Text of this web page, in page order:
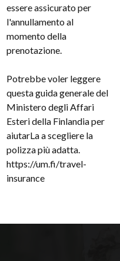
essere assicurato per
l'annullamento al
momento della
prenotazione.
Potrebbe voler leggere
questa guida generaledel
Ministero degli Affari
Esteri della Finlandia per
aiutarLa a scegliere la
polizza più adatta.
https://um.fi/travel-
insurance